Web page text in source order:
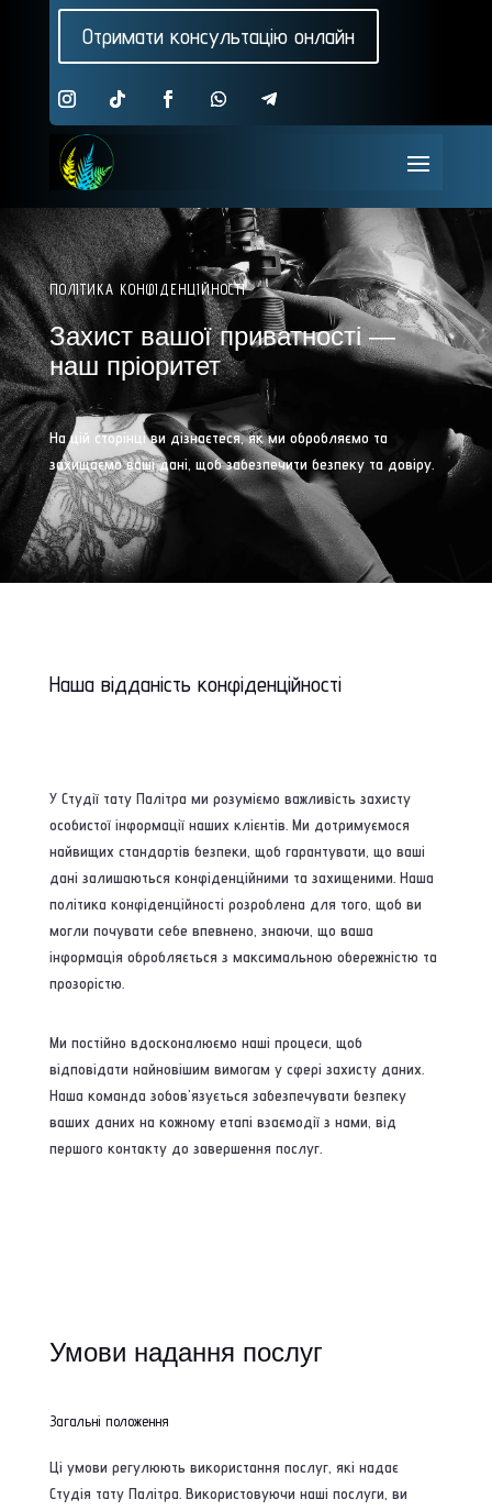
Отримати консультацію онлайн
ПОЛІТИКА КОНФІДЕНЦІЙНОСТІ
Захист вашої приватності —
наш пріоритет
На цій сторінці ви дізнаєтеся, як ми обробляємо та
захищаємо ваші дані, щоб забезпечити безпеку та довіру.
Наша відданість конфіденційності
У Студії тату Палітра ми розуміємо важливість захисту
особистої інформації наших клієнтів. Ми дотримуємося
найвищих стандартів безпеки, щоб гарантувати, що ваші
дані залишаються конфіденційними та захищеними. Наша
політика конфіденційності розроблена для того, щоб ви
могли почувати себе впевнено, знаючи, що ваша
інформація обробляється з максимальною обережністю та
прозорістю.
Ми постійно вдосконалюємо наші процеси, щоб
відповідати найновішим вимогам у сфері захисту даних.
Наша команда зобов'язується забезпечувати безпеку
ваших даних на кожному етапі взаємодії з нами, від
першого контакту до завершення послуг.
Умови надання послуг
Загальні положення
Ці умови регулюють використання послуг, які надає
Студія тату Палітра. Використовуючи наші послуги, ви